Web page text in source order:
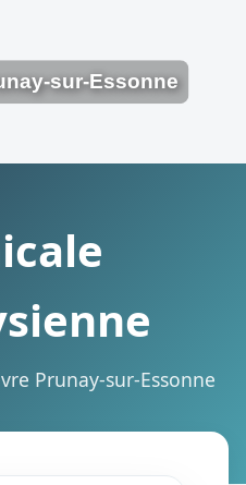
sur-Essonne
Prunay-sur-Essonne